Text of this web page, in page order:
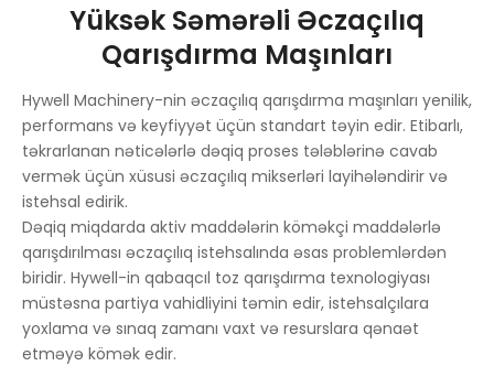
Yüksək Səmərəli Əczaçılıq
Qarışdırma Maşınları
Hywell Machinery-nin əczaçılıq qarışdırma maşınları yenilik,
performans və keyfiyyət üçün standart təyin edir. Etibarlı,
təkrarlanan nəticələrlə dəqiq proses tələblərinə cavab
vermək üçün xüsusi əczaçılıq mikserləri layihələndirir və
istehsal edirik.
Dəqiq miqdarda aktiv maddələrin köməkçi maddələrlə
qarışdırılması əczaçılıq istehsalında əsas problemlərdən
biridir. Hywell-in qabaqcıl toz qarışdırma texnologiyası
müstəsna partiya vahidliyini təmin edir, istehsalçılara
yoxlama və sınaq zamanı vaxt və resurslara qənaət
etməyə kömək edir.